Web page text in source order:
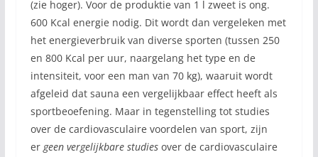
(zie hoger). Voor de produktie van 1 l zweet is ong.
600 Kcal energie nodig. Dit wordt dan vergeleken met
het energieverbruik van diverse sporten (tussen 250
en 800 Kcal per uur, naargelang het type en de
intensiteit, voor een man van 70 kg), waaruit wordt
afgeleid dat sauna een vergelijkbaar effect heeft als
sportbeoefening. Maar in tegenstelling tot studies
over de cardiovasculaire voordelen van sport, zijn
er geen vergelijkbare studies over de cardiovasculaire